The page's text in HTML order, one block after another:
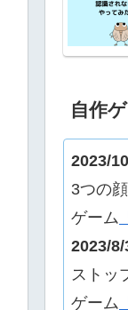
自作
2023/
3つの
ゲーム
2023/8/
ストッ
ゲーム